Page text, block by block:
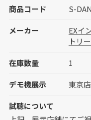
商品コード S-
メーカー
EXイ
トリー
在庫数量 1
デモ機展示 東京店
試聴について